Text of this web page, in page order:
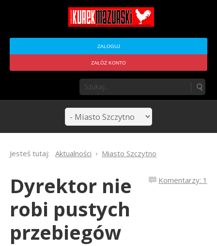
ZALOGUJ
ZAŁÓŻ KONTO
Jesteś tutaj: Aktualności Miasto Szczytno
Komentarzy: 1
Dyrektor nie
robi pustych
przebiegów